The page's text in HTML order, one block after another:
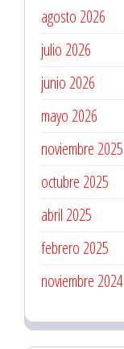
agosto 2026
julio 2026
junio 2026
mayo 2026
noviembre 2025
octubre 2025
abril 2025
febrero 2025
noviembre 2024